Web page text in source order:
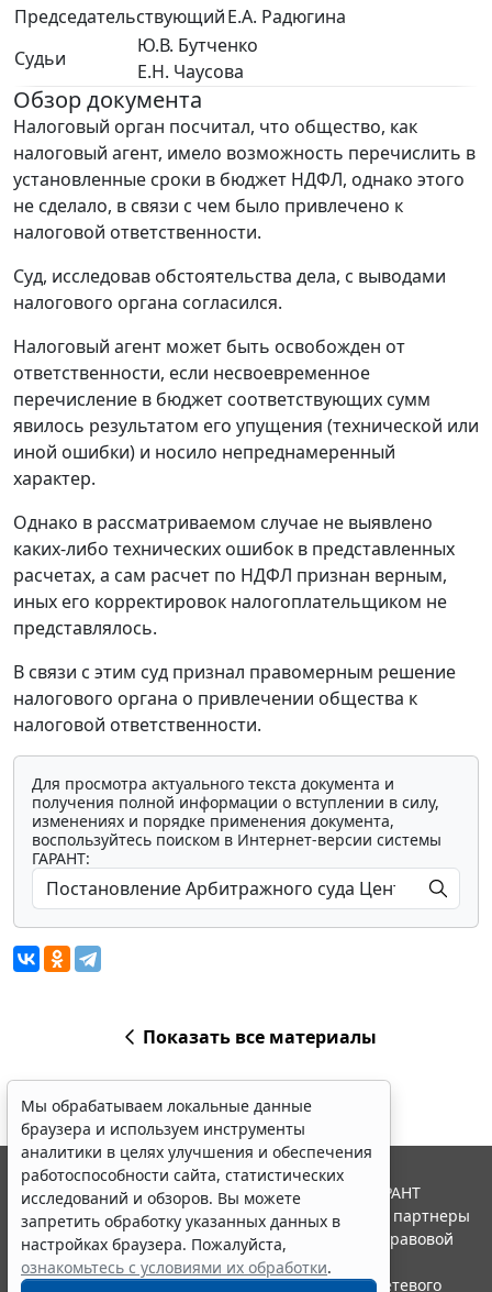
ПредседательствующийЕ.А. Радюгина
Судьи
Ю.В. Бутченко
Е.Н. Чаусова
Обзор документа
Налоговый орган посчитал, что общество, как
налоговый агент, имело возможность перечислить в
установленные сроки в бюджет НДФЛ, однако этого
не сделало, в связи с чем было привлечено к
налоговой ответственности.
Суд, исследовав обстоятельства дела, с выводами
налогового органа согласился.
Налоговый агент может быть освобожден от
ответственности, если несвоевременное
перечисление в бюджет соответствующих сумм
явилось результатом его упущения (технической или
иной ошибки) и носило непреднамеренный
характер.
Однако в рассматриваемом случае не выявлено
каких-либо технических ошибок в представленных
расчетах, а сам расчет по НДФЛ признан верным,
иных его корректировок налогоплательщиком не
представлялось.
В связи с этим суд признал правомерным решение
налогового органа о привлечении общества к
налоговой ответственности.
Для просмотра актуального текста документа и
получения полной информации о вступлении в силу,
изменениях и порядке применения документа,
воспользуйтесь поиском в Интернет-версии системы
ГАРАНТ:
Показать все материалы
Мы обрабатываем локальные данные
браузера и используем инструменты
аналитики в целях улучшения и обеспечения
работоспособности сайта, статистических
исследований и обзоров. Вы можете
запретить обработку указанных данных в
настройках браузера. Пожалуйста,
ознакомьтесь с условиями их обработки.
© ООО "НПП "ГАРАНТ-СЕРВИС", 2026. Система ГАРАНТ
выпускается с 1990 года. Компания "Гарант" и ее партнеры
являются участниками Российской ассоциации правовой
информации ГАРАНТ.
Портал ГАРАНТ.РУ зарегистрирован в качестве сетевого